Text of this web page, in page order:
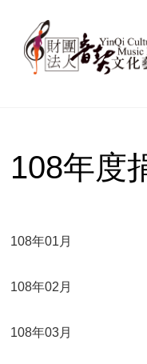
108年度
108年01月
108年02月
108年03月